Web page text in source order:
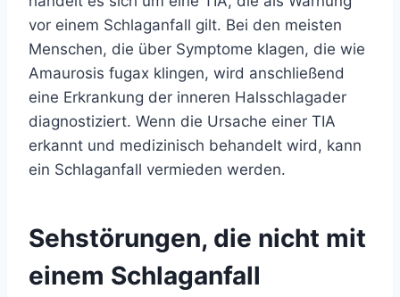
vor einem Schlaganfall gilt. Bei den meisten
Menschen, die über Symptome klagen, die wie
Amaurosis fugax klingen, wird anschließend
eine Erkrankung der inneren Halsschlagader
diagnostiziert. Wenn die Ursache einer TIA
erkannt und medizinisch behandelt wird, kann
ein Schlaganfall vermieden werden.
Sehstörungen, die nicht mit
einem Schlaganfall